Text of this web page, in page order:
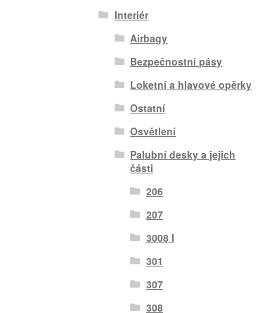
Interiér
Airbagy
Bezpečnostní pásy
Loketní a hlavové opěrky
Ostatní
Osvětlení
Palubní desky a jejich
části
206
207
3008 I
301
307
308